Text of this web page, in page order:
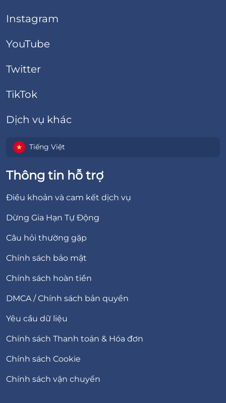
Instagram
YouTube
Twitter
TikTok
Dịch vụ khác
Tiếng Việt
Thông tin hỗ trợ
Điều khoản và cam kết dịch vụ
Dừng Gia Hạn Tự Động
Câu hỏi thường gặp
Chính sách bảo mật
Chính sách hoàn tiền
DMCA / Chính sách bản quyền
Yêu cầu dữ liệu
Chính sách Thanh toán & Hóa đơn
Chính sách Cookie
Chính sách vận chuyển